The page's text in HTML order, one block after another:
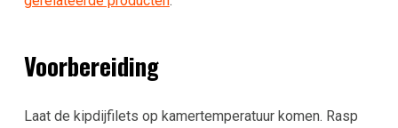
Voorbereiding
Laat de kipdijfilets op kamertemperatuur komen. Rasp